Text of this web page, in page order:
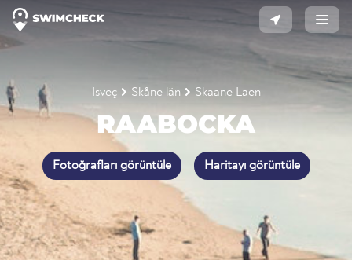
İsveç Skåne län Skaane Laen
RAABOCKA
Fotoğrafları görüntüle Haritayı görüntüle